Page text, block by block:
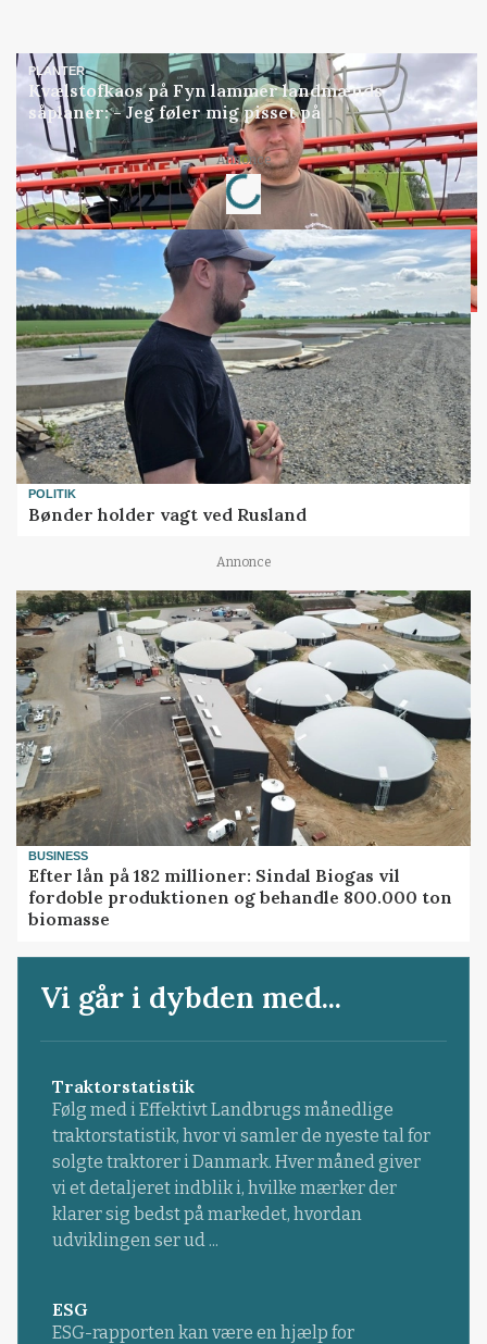
PLANTER
Kvælstofkaos på Fyn lammer landmænds
såplaner: - Jeg føler mig pisset på
Annonce
Loading...
POLITIK
Bønder holder vagt ved Rusland
Annonce
BUSINESS
Efter lån på 182 millioner: Sindal Biogas vil
fordoble produktionen og behandle 800.000 ton
biomasse
Vi går i dybden med...
Traktorstatistik
Følg med i Effektivt Landbrugs månedlige
traktorstatistik, hvor vi samler de nyeste tal for
solgte traktorer i Danmark. Hver måned giver
vi et detaljeret indblik i, hvilke mærker der
klarer sig bedst på markedet, hvordan
udviklingen ser ud ...
ESG
ESG-rapporten kan være en hjælp for